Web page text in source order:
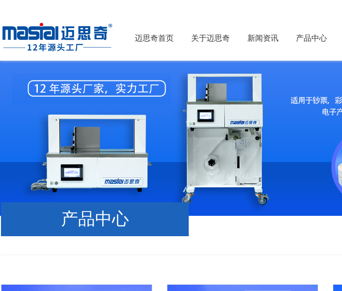
迈思奇首页 关于迈思奇 新闻资讯 产品中心
产品中心